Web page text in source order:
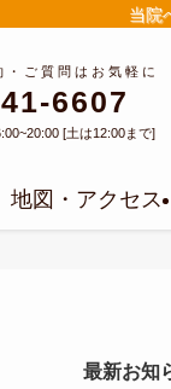
当院
ご質問はお気軽に
6607
[土は12:00まで]
地図・アクセス
最新お知